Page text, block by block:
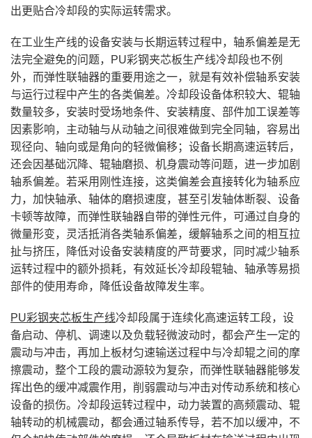
出更贴合冷却段的实际运转需求。
在工业生产线的设备安装与长期运转过程中，轴系偏差是无
法完全避免的问题，PU彩钢夹芯板生产线冷却段也不例
外，而弹性联轴器的重要用途之一，就是有效补偿轴系安装
与运行过程中产生的各类偏差。冷却段设备体积较大、辊轴
数量较多，安装时受场地条件、安装精度、部件加工误差等
因素影响，主动轴与从动轴之间很难做到完全同轴，容易出
现径向、轴向或是角向的轻微偏移；设备长期高速运转后，
还会因基础沉降、辊轴磨损、机身震动等问题，进一步加剧
轴系偏差。若采用刚性连接，这类偏差会直接转化为轴系应
力，加快轴承、轴体的磨损速度，甚至引发轴体断裂、设备
卡顿等故障，而弹性联轴器自带的弹性元件，可通过自身的
微量形变，灵活抵消各类轴系偏差，缓解轴系之间的相互拉
扯与挤压，降低对设备安装精度的严苛要求，同时减少轴系
运转过程中的额外损耗，有效延长冷却段辊轴、轴承等易损
部件的使用寿命，降低设备故障发生率。
PU彩钢夹芯板生产线冷却段属于连续化高速运转工段，设
备启动、停机、调速以及负载轻微波动时，都会产生一定的
震动与冲击，再加上板材匀速输送过程中与冷却辊之间的摩
擦震动，整个工段的震动源较为复杂，而弹性联轴器能够发
挥出色的缓冲减震作用，削弱震动与冲击对传动系统和核心
设备的损伤。冷却段运转过程中，动力装置的高频震动、辊
轴转动的机械震动，都会通过轴系传导，若不加以缓冲，不